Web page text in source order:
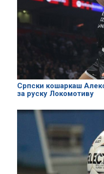
Српски кошаркаш
за руску Локомотиву